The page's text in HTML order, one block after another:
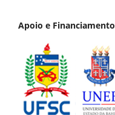
Apoio e Financiamento